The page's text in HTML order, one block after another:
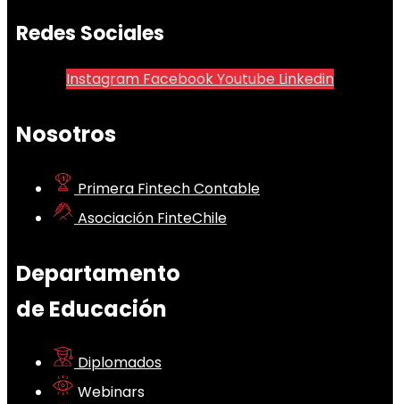
Redes Sociales
Instagram FacebookYoutube Linkedin
Nosotros
Primera Fintech Contable
Asociación FinteChile
Departamento
de Educación
Diplomados
Webinars